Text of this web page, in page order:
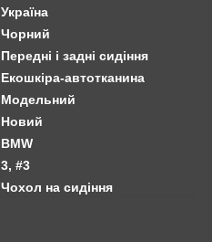
Україна
Чорний
Передні і задні сидіння
Екошкіра-автотканина
Модельний
Новий
BMW
3, #3
Чохол на сидіння